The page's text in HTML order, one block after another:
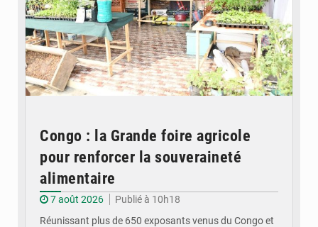
Congo : la Grande foire agricole
pour renforcer la souveraineté
alimentaire
7 août 2026
Publié à 10h18
Réunissant plus de 650 exposants venus du Congo et